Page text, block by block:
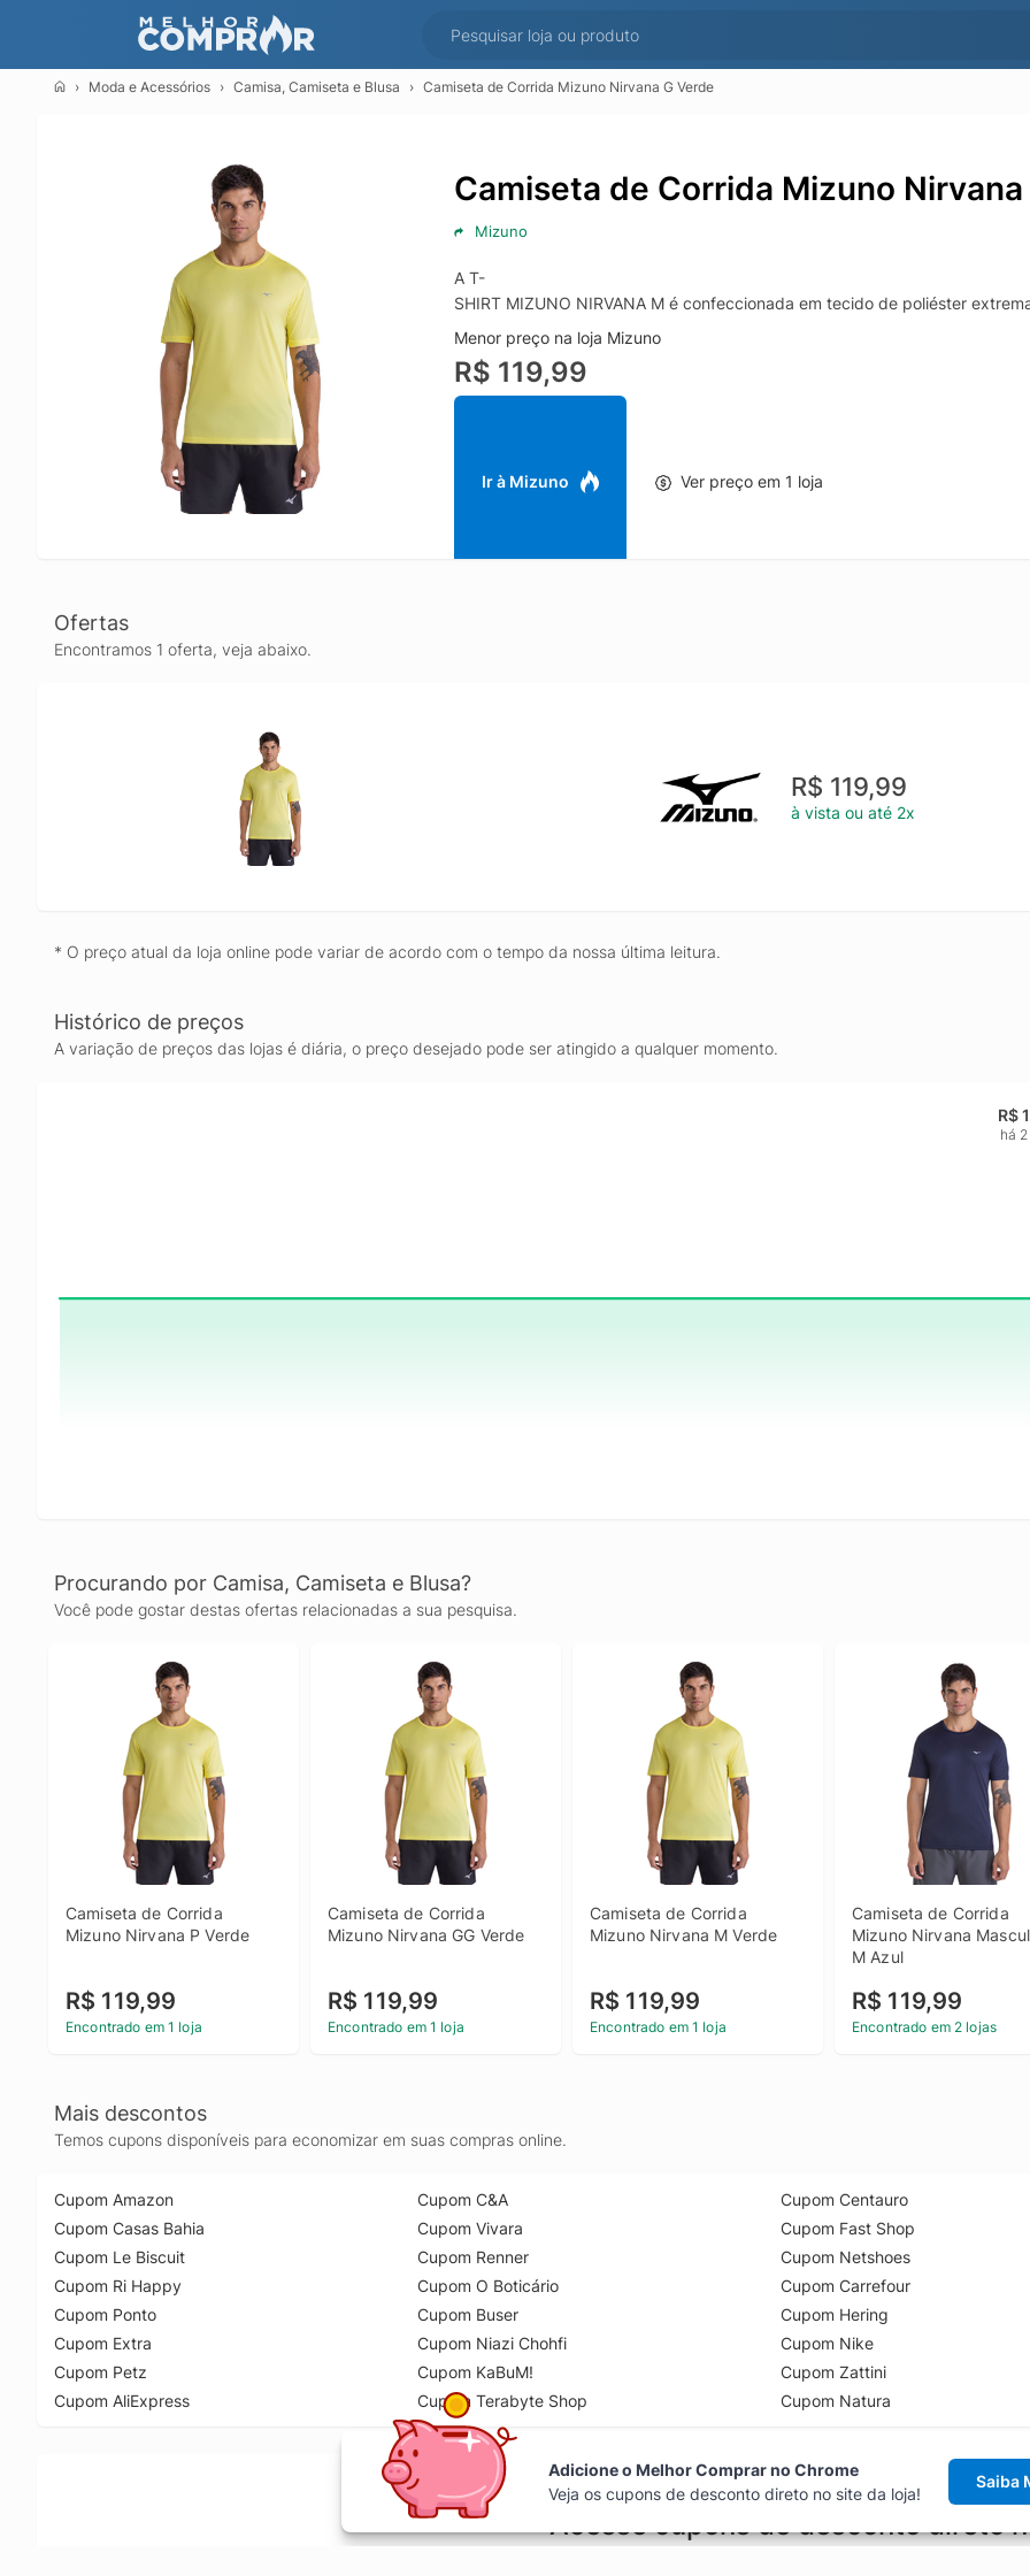
Moda e Acessórios Camisa, Camiseta e Blusa Camiseta de Corrida Mizuno Nirvana G Verde
Camiseta de Corrida Mizuno Nirvana
Mizuno
A T-
SHIRT MIZUNO NIRVANA M é confeccionada em tecido de poliéster
Menor preço na loja Mizuno
R$ 119,99
Ir à Mizuno Ver preço em 1 loja
Ofertas
Encontramos 1 oferta, veja abaixo.
R$ 119,99
à vista ou até 2x
* O preço atual da loja online pode variar de acordo com o tempo da nossa última leitura.
Histórico de preços
A variação de preços das lojas é diária, o preço desejado pode ser atingido a qualquer momento.
R$
há
Procurando por Camisa, Camiseta e Blusa?
Você pode gostar destas ofertas relacionadas a sua pesquisa.
Camiseta de Corrida
Mizuno Nirvana P Verde
R$ 119,99
Encontrado em 1 loja
Camiseta de Corrida
Mizuno Nirvana GG Verde
R$ 119,99
Encontrado em 1 loja
Camiseta de Corrida
Mizuno Nirvana M Verde
R$ 119,99
Encontrado em 1 loja
Camiseta de Corrida
Mizuno Nirvana
M Azul
R$ 119,99
Encontrado em 2 lojas
Mais descontos
Temos cupons disponíveis para economizar em suas compras online.
Cupom Amazon
Cupom Casas Bahia
Cupom Le Biscuit
Cupom Ri Happy
Cupom Ponto
Cupom Extra
Cupom Petz
Cupom AliExpress
Cupom C&A
Cupom Vivara
Cupom Renner
Cupom O Boticário
Cupom Buser
Cupom Niazi Chohfi
Cupom KaBuM!
Cupom Terabyte Shop
Cupom Centauro
Cupom Fast Shop
Cupom Netshoes
Cupom Carrefour
Cupom Hering
Cupom Nike
Cupom Zattini
Cupom Natura
Acesse cupons de desconto direto
Adicione o Melhor Comprar no Chrome
Veja os cupons de desconto direto no site da loja!
Saiba